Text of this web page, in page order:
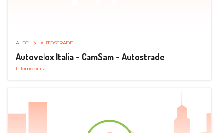
AUTO AUTOSTRADE
Autovelox Italia - CamSam - Autostrade
Infomobilità